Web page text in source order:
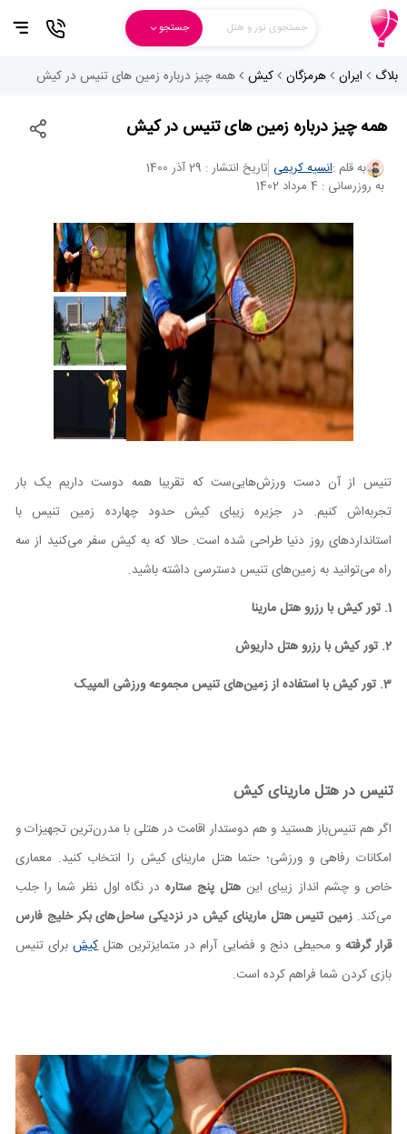
جستجوی تور و هتل جستجو
بلاگ ایران هرمزگان کیش همه چیز درباره زمین های تنیس در کیش
همه چیز درباره زمین های تنیس در کیش
به قلم :انسیه کریمی تاریخ انتشار : 29 آذر 1400
به روزرسانی : 4 مرداد 1402
تنیس از آن دست ورزش‌هایی‌ست که تقریبا همه دوست داریم یک بار
تجربه‌اش کنیم. در جزیره زیبای کیش حدود چهارده زمین تنیس با
استانداردهای روز دنیا طراحی شده است. حالا که به کیش سفر می‌کنید از سه
راه می‌توانید به زمین‌های تنیس دسترسی داشته باشید.
1. تور کیش با رزرو هتل مارینا
2. تور کیش با رزرو هتل داریوش
3. تور کیش با استفاده از زمین‌های تنیس مجموعه ورزشی المپیک
تنیس در هتل مارینای کیش
اگر هم تنیس‌باز هستید و هم دوستدار اقامت در هتلی با مدرن‌ترین تجهیزات و
امکانات رفاهی و ورزشی؛ حتما هتل مارینای کیش را انتخاب کنید. معماری
خاص و چشم انداز زیبای این هتل پنج ‌ستاره در نگاه اول نظر شما را جلب
می‌کند. زمین تنیس هتل مارینای کیش در نزدیکی ساحلهای بکر خلیج فارس
قرار گرفتهو محیطی دنج و فضایی آرام در متمایزترین هتلکیشبرای تنیس
بازی کردن شما فراهم کرده است.